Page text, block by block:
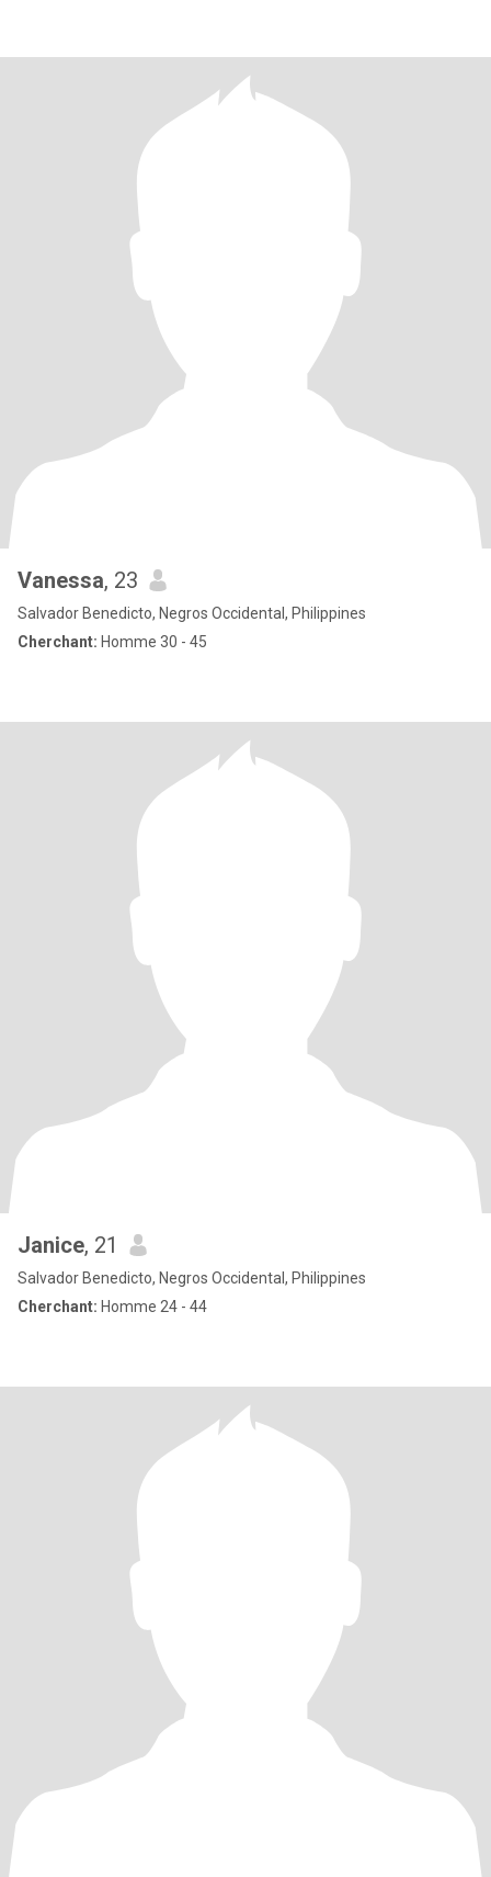
Vanessa, 23
Salvador Benedicto, Negros Occidental, Philippines
Cherchant: Homme 30 - 45
Janice, 21
Salvador Benedicto, Negros Occidental, Philippines
Cherchant: Homme 24 - 44